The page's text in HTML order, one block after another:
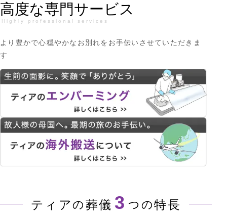
高度な専門サービス
Highly professional services
より豊かで心穏やかなお別れを お手伝いさせていただきま
す
ティアの 葬儀 3 つの特長